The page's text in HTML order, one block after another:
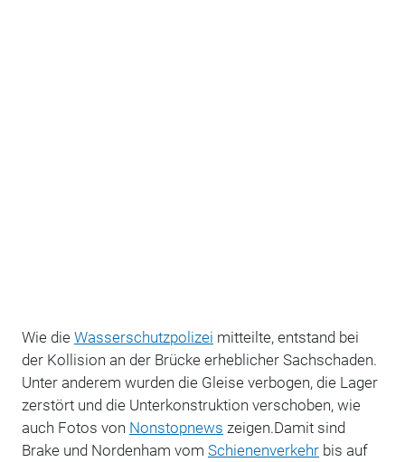
Wie die Wasserschutzpolizei mitteilte, entstand bei
der Kollision an der Brücke erheblicher Sachschaden.
Unter anderem wurden die Gleise verbogen, die Lager
zerstört und die Unterkonstruktion verschoben, wie
auch Fotos von Nonstopnews zeigen.Damit sind
Brake und Nordenham vom Schienenverkehrbis auf